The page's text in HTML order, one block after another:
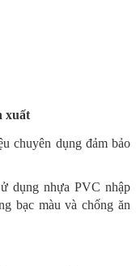
xuất
chuyên dụng đảm bảo
dụng nhựa PVC nhập
bạc màu và chống ăn